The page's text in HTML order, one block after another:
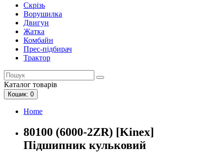
Скрізь
Ворушилка
Двигун
Жатка
Комбайн
Прес-підбирач
Трактор
Каталог товарів
Кошик: 0
Home
80100 (6000-2ZR) [Kinex]
Підшипник кульковий